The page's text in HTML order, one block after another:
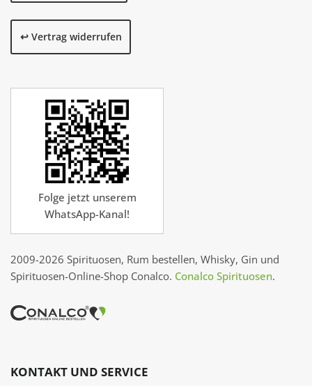
↩️ Vertrag widerrufen
Folge jetzt unserem
WhatsApp-Kanal!
2009-2026 Spirituosen, Rum bestellen, Whisky, Gin und
Spirituosen-Online-Shop Conalco. Conalco Spirituosen.
KONTAKT UND SERVICE